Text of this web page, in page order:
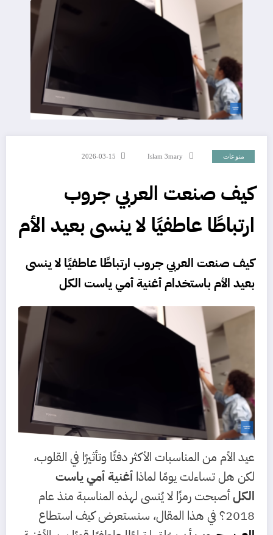
منوعات Islam 3mary
2026-03-15
كيف صنعت العربي جروب
ارتباطًا عاطفيًا لا ينسى بعيد الأم
كيف صنعت العربي جروب ارتباطًا عاطفيًا لا ينسى
بعيد الأم باستخدام أغنية أمي ياست الكل
عيد الأم من المناسبات الأكثر دفئًا وتأثيرًا في القلوب،
لكن هل تساءلت يومًا لماذا أغنية أمي ياست
الكلأصبحت رمزًا لا يُنسى لهذه المناسبة منذ عام
2018؟ في هذا المقال، سنستعرض كيف استطاع